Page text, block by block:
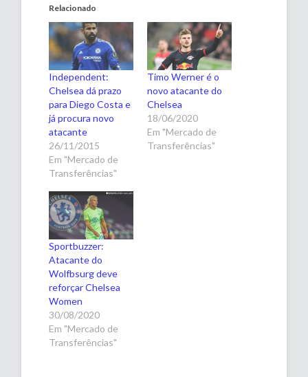
Relacionado
Independent:
Chelsea dá prazo
para Diego Costa e
já procura novo
atacante
26/11/2015
Em "Mercado de
Transferências"
Timo Werner é o
novo atacante do
Chelsea
18/06/2020
Em "Mercado de
Transferências"
Sportbuzzer:
Atacante do
Wolfbsurg deve
reforçar Chelsea
Women
30/08/2020
Em "Mercado de
Transferências"